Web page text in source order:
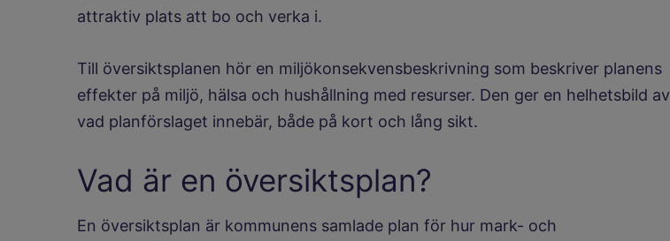
attraktiv plats att bo och verka i.
Till översiktsplanen hör en miljökonsekvensbeskrivning som beskriver planens
effekter på miljö, hälsa och hushållning med resurser. Den ger en helhetsbild av
vad planförslaget innebär, både på kort och lång sikt.
Vad är en översiktsplan?
En översiktsplan är kommunens samlade plan för hur mark- och